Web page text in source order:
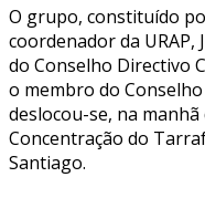
O grupo, constituído
coordenador da URAP,
do Conselho Directivo
o membro do
deslocou-se, na manhã
Concentração do
Santiago.